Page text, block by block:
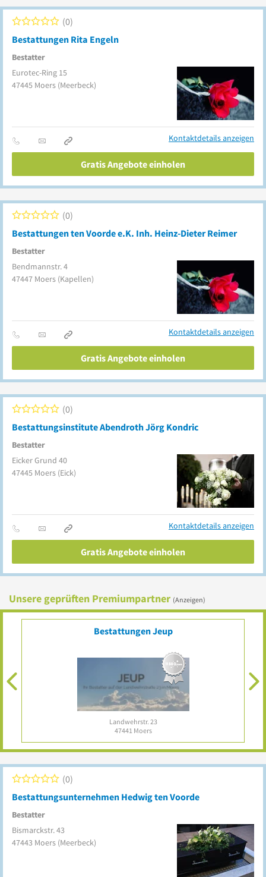
Bestattungen Rita Engeln
Bestatter
0
Eurotec-Ring 15
47445 Moers (Meerbeck)
Kontaktdetails anzeigen
Gratis Angebote einholen
Bestattungen ten Voorde e.K. Inh. Heinz-Dieter Reimer
Bestatter
0
Bendmannstr. 4
47447 Moers (Kapellen)
Kontaktdetails anzeigen
Gratis Angebote einholen
Bestattungsinstitute Abendroth Jörg Kondric
Bestatter
0
Eicker Grund 40
47445 Moers (Eick)
Kontaktdetails anzeigen
Gratis Angebote einholen
Unsere geprüften Premiumpartner (Anzeigen)
Bestattungen Jeup
Landwehrstr. 23
47441 Moers
Bestattungsunternehmen Hedwig ten Voorde
Bestatter
0
Bismarckstr. 43
47443 Moers (Meerbeck)